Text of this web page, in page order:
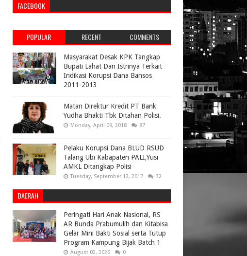
FACEBOOK
POPULAR RECENT COMMENTS
Masyarakat Desak KPK Tangkap
Bupati Lahat Dan Istrinya Terkait
Indikasi Korupsi Dana Bansos
2011-2013
Matan Direktur Kredit PT Bank
Yudha Bhakti Tbk Ditahan Polisi.
Monday, April 09, 2018 87
Pelaku Korupsi Dana BLUD RSUD
Talang Ubi Kabapaten PALI,Yusi
AMKL Ditangkap Polisi
Tuesday, September 12, 2017 32
DAERAH
Peringati Hari Anak Nasional, RS
AR Bunda Prabumulih dan Kitabisa
Gelar Mini Bakti Sosial serta Tutup
Program Kampung Bijak Batch 1
August 02, 2026 0